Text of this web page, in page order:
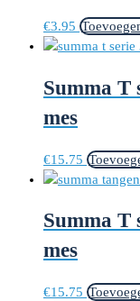
€3.95
Summa T
mes
€15.75
Summa T
mes
€15.75